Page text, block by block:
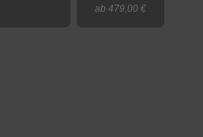
ab 479,00 €